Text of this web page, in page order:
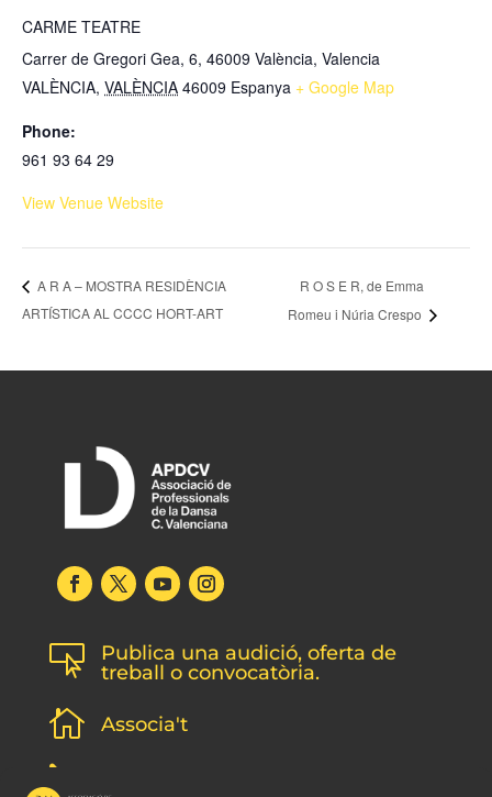
CARME TEATRE
Carrer de Gregori Gea, 6, 46009 València, Valencia
VALÈNCIA, VALÈNCIA 46009 Espanya + Google Map
Phone:
961 93 64 29
View Venue Website
A R A – MOSTRA RESIDÈNCIA
ARTÍSTICA AL CCCC HORT-ART
R O S E R, de Emma
Romeu i Núria Crespo

Publica una audició, oferta de
treball o convocatòria.
 Associa't
l